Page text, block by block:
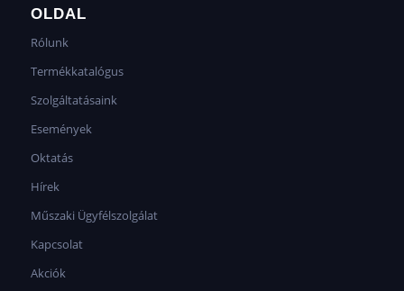
OLDAL
Rólunk
Termékkatalógus
Szolgáltatásaink
Események
Oktatás
Hírek
Műszaki Ügyfélszolgálat
Kapcsolat
Akciók